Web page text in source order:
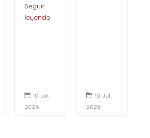
Seguir
leyendo
 10 Jul,
2026
 10 Jul,
2026